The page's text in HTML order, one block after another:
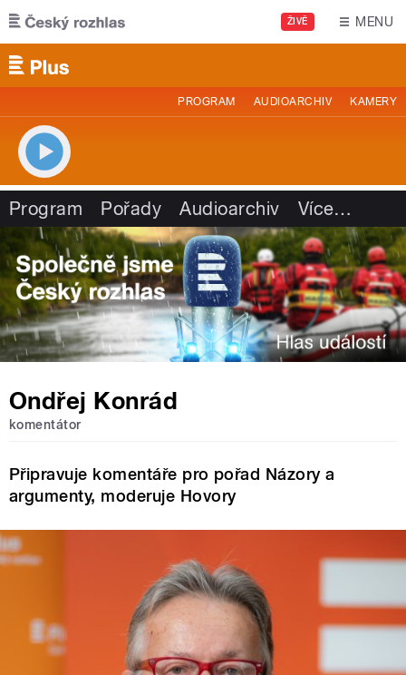
Přejít k hlavnímu obsahu
ŽIVĚ MENU
PROGRAM AUDIOARCHIV KAMERY
Program Pořady Audioarchiv Více…
Ondřej Konrád
komentátor
Připravuje komentáře pro pořad Názory a
argumenty, moderuje Hovory